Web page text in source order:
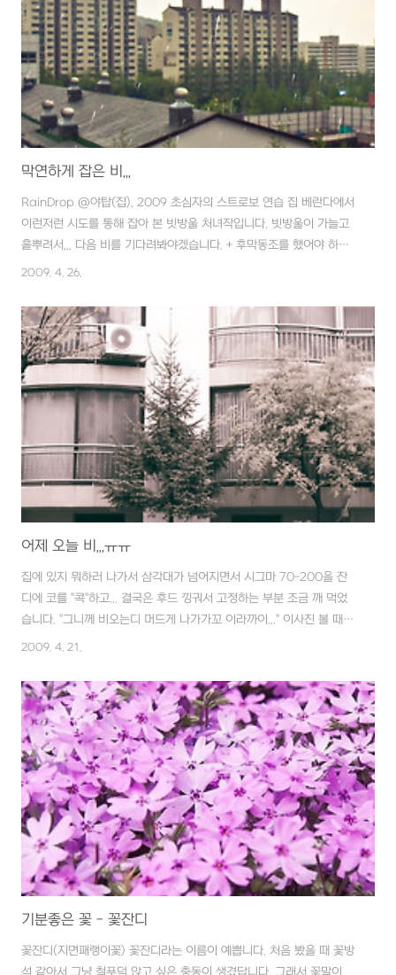
막연하게 잡은 비,,,
RainDrop @야탑(집), 2009 초심자의 스트로보 연습 집 베란다에서
이런저런 시도를 통해 잡아 본 빗방울 처녀작입니다. 빗방울이 가늘고
흩뿌려서,,, 다음 비를 기다려봐야겠습니다. + 후막동조를 했어야 하
나???
2009. 4. 26.
어제 오늘 비,,,ㅠㅠ
집에 있지 뭐하러 나가서 삼각대가 넘어지면서 시그마 70-200을 잔
디에 코를 "콕"하고... 결국은 후드 낑궈서 고정하는 부분 조금 깨 먹었
습니다. "그니께 비오는디 머드게 나가가꼬 이라까이..." 이사진 볼 때마
다 뭔지 모를 뭔가가 끓어오를 것 같습니다.
2009. 4. 21.
기분좋은 꽃 - 꽃잔디
꽃잔디(지면패랭이꽃) 꽃잔디라는 이름이 예쁩니다. 처음 봤을 때 꽃방
석 같아서 그냥 철푸덕 앉고 싶은 충동이 생겼답니다. 그래서 꽃말이